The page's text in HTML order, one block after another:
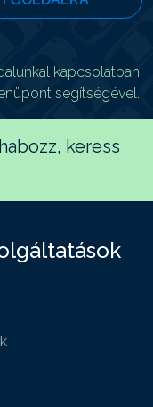
kapcsolatban,
segítségével.
keress